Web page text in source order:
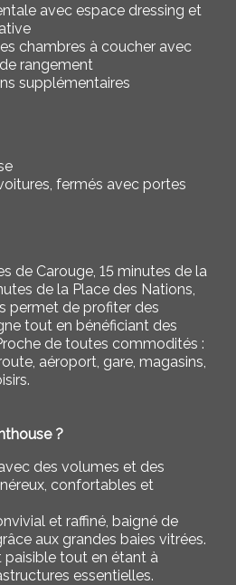
avec espace dressing et
chambres à coucher avec
rangement
supplémentaires
fermés avec portes
de Carouge, 15 minutes de la
de la Place des Nations,
permet de profiter des
tout en bénéficiant des
de toutes commodités :
aéroport, gare, magasins,
?
des volumes et des
confortables et
et raffiné, baigné de
aux grandes baies vitrées.
paisible tout en étant à
essentielles.